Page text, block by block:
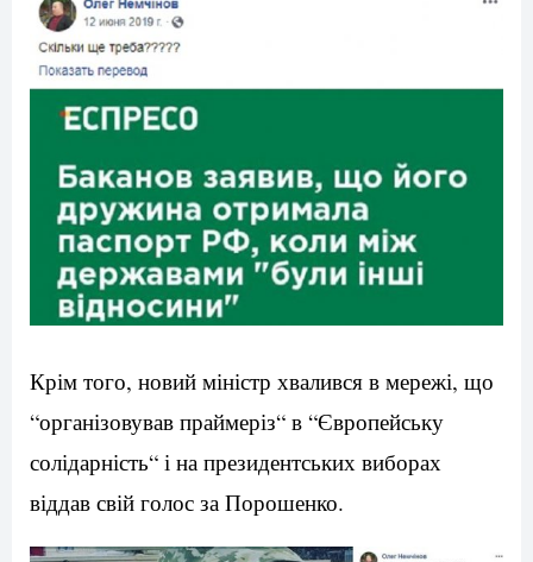
Крім того, новий міністр хвалився в мережі, що
“організовував праймеріз“ в “Європейську
солідарність“ і на президентських виборах
віддав свій голос за Порошенко.